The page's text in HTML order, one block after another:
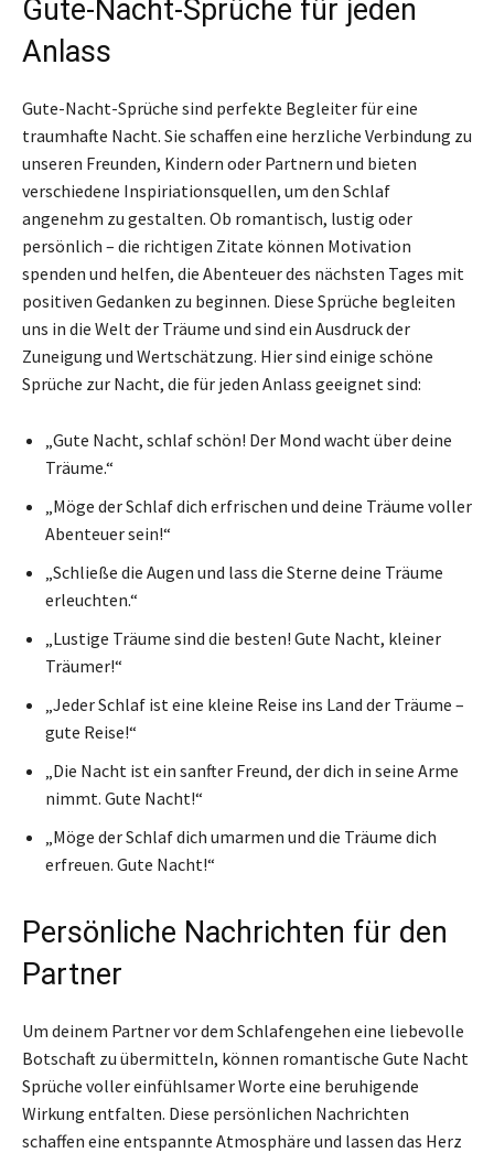
Gute-Nacht-Sprüche für jeden
Anlass
Gute-Nacht-Sprüche sind perfekte Begleiter für eine
traumhafte Nacht. Sie schaffen eine herzliche Verbindung zu
unseren Freunden, Kindern oder Partnern und bieten
verschiedene Inspiriationsquellen, um den Schlaf
angenehm zu gestalten. Ob romantisch, lustig oder
persönlich – die richtigen Zitate können Motivation
spenden und helfen, die Abenteuer des nächsten Tages mit
positiven Gedanken zu beginnen. Diese Sprüche begleiten
uns in die Welt der Träume und sind ein Ausdruck der
Zuneigung und Wertschätzung. Hier sind einige schöne
Sprüche zur Nacht, die für jeden Anlass geeignet sind:
„Gute Nacht, schlaf schön! Der Mond wacht über deine
Träume.“
„Möge der Schlaf dich erfrischen und deine Träume voller
Abenteuer sein!“
„Schließe die Augen und lass die Sterne deine Träume
erleuchten.“
„Lustige Träume sind die besten! Gute Nacht, kleiner
Träumer!“
„Jeder Schlaf ist eine kleine Reise ins Land der Träume –
gute Reise!“
„Die Nacht ist ein sanfter Freund, der dich in seine Arme
nimmt. Gute Nacht!“
„Möge der Schlaf dich umarmen und die Träume dich
erfreuen. Gute Nacht!“
Persönliche Nachrichten für den
Partner
Um deinem Partner vor dem Schlafengehen eine liebevolle
Botschaft zu übermitteln, können romantische Gute Nacht
Sprüche voller einfühlsamer Worte eine beruhigende
Wirkung entfalten. Diese persönlichen Nachrichten
schaffen eine entspannte Atmosphäre und lassen das Herz